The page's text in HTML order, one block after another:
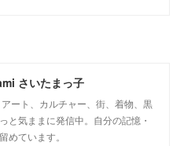
さいたまっ子
ート、カルチャー、街、着物、黒
と気ままに発信中。自分の記憶・
めています。